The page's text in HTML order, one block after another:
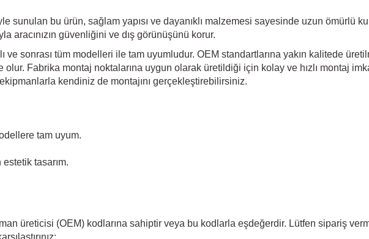
sunulan bu ürün, sağlam yapısı ve dayanıklı malzemesi sayesinde uzun ömürlü
aracınızın güvenliğini ve dış görünüşünü korur.
ve sonrası tüm modelleri ile tam uyumludur. OEM standartlarına yakın kalitede
olur. Fabrika montaj noktalarına uygun olarak üretildiği için kolay ve hızlı montaj
kendiniz de montajını gerçekleştirebilirsiniz.
tam uyum.
tasarım.
üreticisi (OEM) kodlarına sahiptir veya bu kodlarla eşdeğerdir. Lütfen sipariş